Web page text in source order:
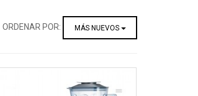
ORDENAR POR: MÁS NUEVOS